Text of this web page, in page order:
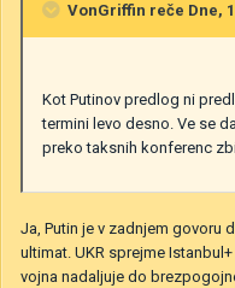
VonGriffin reče Dne,
Kot Putinov predlog ni
termini levo desno. Ve se
preko taksnih konferenc
Ja, Putin je v zadnjem govoru
ultimat. UKR sprejme
vojna nadaljuje do